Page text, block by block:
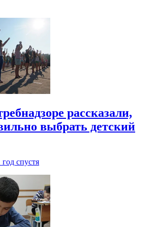
рассказали,
выбрать детский
год спустя